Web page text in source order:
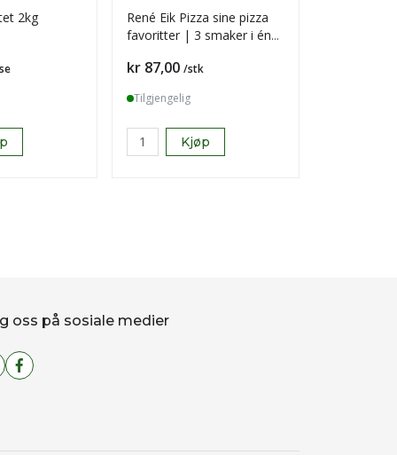
2kg
René Eik Pizza sine pizza
favoritter | 3 smaker i én
Pris
kr 87,00 /stk
Tilgjengelig
Kjøp
oss på sosiale medier